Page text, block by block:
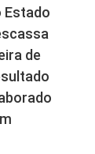
Estado
de